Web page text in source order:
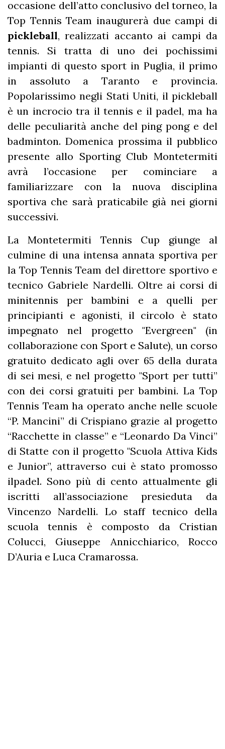
occasione dell’atto conclusivo del torneo, la
Top Tennis Team inaugurerà due campi di
pickleball, realizzati accanto ai campi da
tennis. Si tratta di uno dei pochissimi
impianti di questo sport in Puglia, il primo
in assoluto a Taranto e provincia.
Popolarissimo negli Stati Uniti, il pickleball
è un incrocio tra il tennis e il padel, ma ha
delle peculiarità anche del ping pong e del
badminton. Domenica prossima il pubblico
presente allo Sporting Club Montetermiti
avrà l’occasione per cominciare a
familiarizzare con la nuova disciplina
sportiva che sarà praticabile già nei giorni
successivi.
La Montetermiti Tennis Cup giunge al
culmine di una intensa annata sportiva per
la Top Tennis Team del direttore sportivo e
tecnico Gabriele Nardelli. Oltre ai corsi di
minitennis per bambini e a quelli per
principianti e agonisti, il circolo è stato
impegnato nel progetto "Evergreen" (in
collaborazione con Sport e Salute), un corso
gratuito dedicato agli over 65 della durata
di sei mesi, e nel progetto "Sport per tutti”
con dei corsi gratuiti per bambini. La Top
Tennis Team ha operato anche nelle scuole
“P. Mancini” di Crispiano grazie al progetto
“Racchette in classe” e “Leonardo Da Vinci”
di Statte con il progetto "Scuola Attiva Kids
e Junior”, attraverso cui è stato promosso
ilpadel. Sono più di cento attualmente gli
iscritti all’associazione presieduta da
Vincenzo Nardelli. Lo staff tecnico della
scuola tennis è composto da Cristian
Colucci, Giuseppe Annicchiarico, Rocco
D’Auria e Luca Cramarossa.